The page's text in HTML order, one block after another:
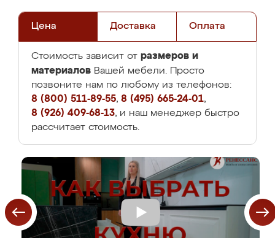
Цена Доставка Оплата
Стоимость зависит от размеров и
материалов Вашей мебели. Просто
позвоните нам по любому из телефонов:
8 (800) 511-89-55, 8 (495) 665-24-01,
8 (926) 409-68-13, и наш менеджер быстро
рассчитает стоимость.